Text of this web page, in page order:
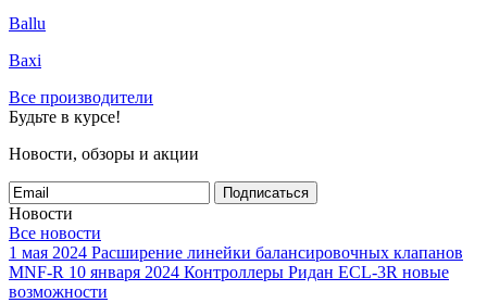
Ballu
Baxi
Все производители
Будьте в курсе!
Новости, обзоры и акции
Подписаться
Новости
Все новости
1 мая 2024 Расширение линейки балансировочных клапанов
MNF-R 10 января 2024 Контроллеры Ридан ECL-3R новые
возможности